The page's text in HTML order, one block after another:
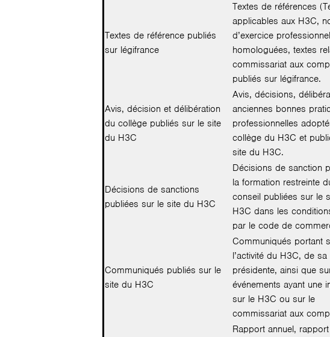
Textes de référence publiés
sur légifrance
Textes de références
applicables aux H3C,
d’exercice professionnel
homologuées, textes
commissariat aux
publiés sur légifrance.
Avis, décision et délibération
du collège publiés sur le site
du H3C
Avis, décisions,
anciennes bonnes
professionnelles
collège du H3C et
site du H3C.
Décisions de sanctions
publiées sur le site du H3C
Décisions de sanction
la formation restreinte
conseil publiées sur le
H3C dans les
par le code de
Communiqués publiés sur le
site du H3C
Communiqués portant
l’activité du H3C, de sa
présidente, ainsi que
événements ayant une
sur le H3C ou sur le
commissariat aux
Rapport annuel,